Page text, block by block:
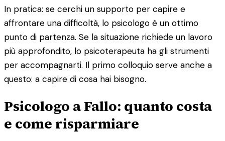
In pratica: se cerchi un supporto per capire e
affrontare una difficoltà, lo psicologo è un ottimo
punto di partenza. Se la situazione richiede un lavoro
più approfondito, lo psicoterapeuta ha gli strumenti
per accompagnarti. Il primo colloquio serve anche a
questo: a capire di cosa hai bisogno.
Psicologo a Fallo: quanto costa
e come risparmiare